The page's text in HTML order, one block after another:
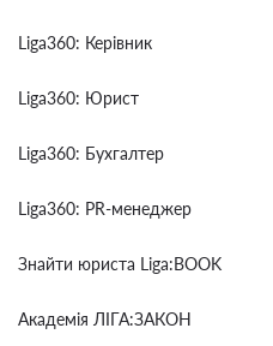
Liga360: Керівник
Liga360: Юрист
Liga360: Бухгалтер
Liga360: PR-менеджер
Знайти юриста Liga:BOOK
Академія ЛІГА:ЗАКОН